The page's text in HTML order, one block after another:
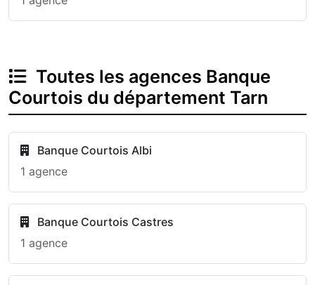
Toutes les agences Banque
Courtois du département Tarn
Banque Courtois Albi
1 agence
Banque Courtois Castres
1 agence